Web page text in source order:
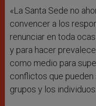
«La Santa Sede no
convencer a los
renunciar en toda
y para hacer
como medio para
conflictos que pueden
grupos y los